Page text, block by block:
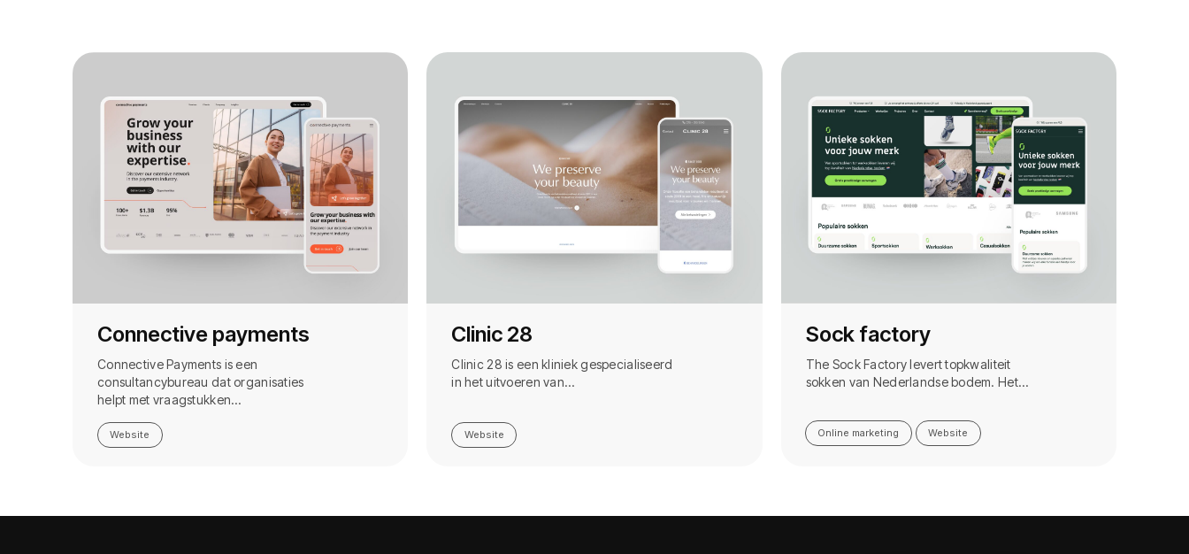
Connective payments
Connective Payments is een
consultancybureau dat organisaties
helpt met vraagstukken…
Website
Clinic 28
Clinic 28 is een kliniek gespecialiseerd
in het uitvoeren van…
Website
Sock factory
The Sock Factory levert topkwaliteit
sokken van Nederlandse bodem. Het…
Online marketing Website